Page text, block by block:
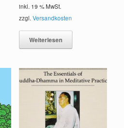
inkl. 19 % MwSt.
zzgl. Versandkosten
Weiterlesen